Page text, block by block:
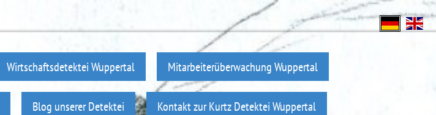
Wirtschaftsdetektei Wuppertal Mitarbeiterüberwachung Wuppertal
Blog unserer Detektei Kontakt zur Kurtz Detektei Wuppertal